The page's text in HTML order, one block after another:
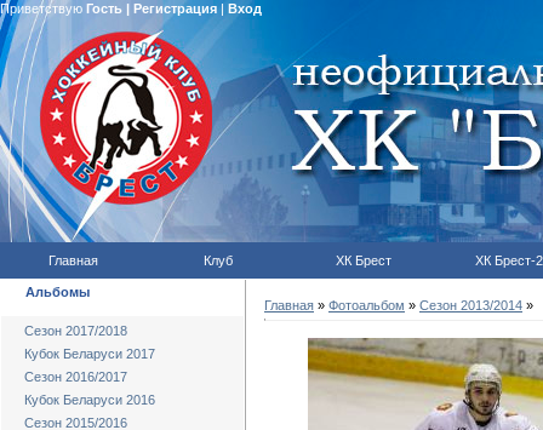
Приветствую Гость | Регистрация| Вход
Главная Клуб ХК Брест ХК Брест-2
Альбомы
Сезон 2017/2018
Кубок Беларуси 2017
Сезон 2016/2017
Кубок Беларуси 2016
Сезон 2015/2016
Главная » Фотоальбом » Сезон 2013/2014 »